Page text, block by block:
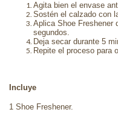
Agita bien el envase
Sostén el calzado con
Aplica Shoe Freshener
segundos.
Deja secar durante 5
Repite el proceso para
Incluye
1 Shoe Freshener.